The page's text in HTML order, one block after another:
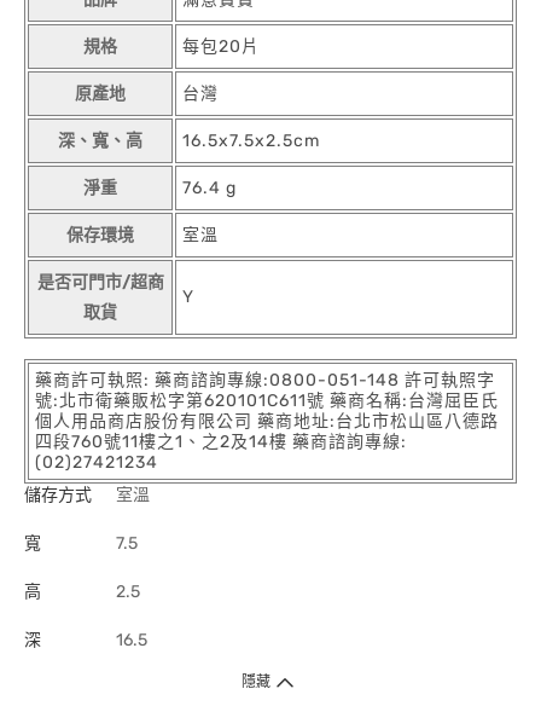
規格 每包20片
原產地 台灣
深、寬、高 16.5x7.5x2.5cm
淨重 76.4 g
保存環境 室溫
是否可門市/超商
取貨
Y
藥商許可執照: 藥商諮詢專線:0800-051-148 許可執照字
號:北市衛藥販松字第620101C611號 藥商名稱:台灣屈臣氏
個人用品商店股份有限公司 藥商地址:台北市松山區八德路
四段760號11樓之1、之2及14樓 藥商諮詢專線:
(02)27421234
儲存方式
室溫
寬 7.5
高 2.5
深 16.5
隱藏